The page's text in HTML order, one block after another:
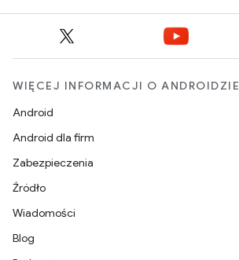
WIĘCEJ INFORMACJI O ANDROIDZIE
Android
Android dla firm
Zabezpieczenia
Źródło
Wiadomości
Blog